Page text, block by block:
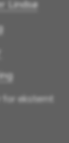
Lindsø
for eksternt